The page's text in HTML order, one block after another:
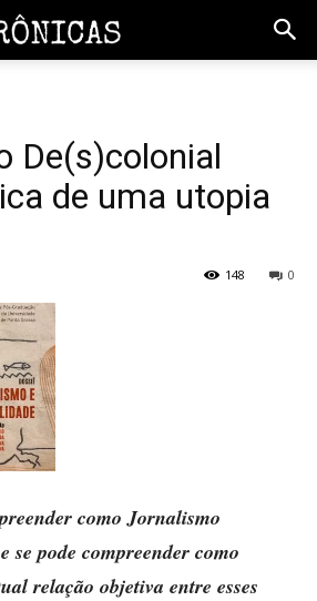
De(s)colonial
de uma utopia
0
148
como Jornalismo
se pode compreender como
relação objetiva entre esses